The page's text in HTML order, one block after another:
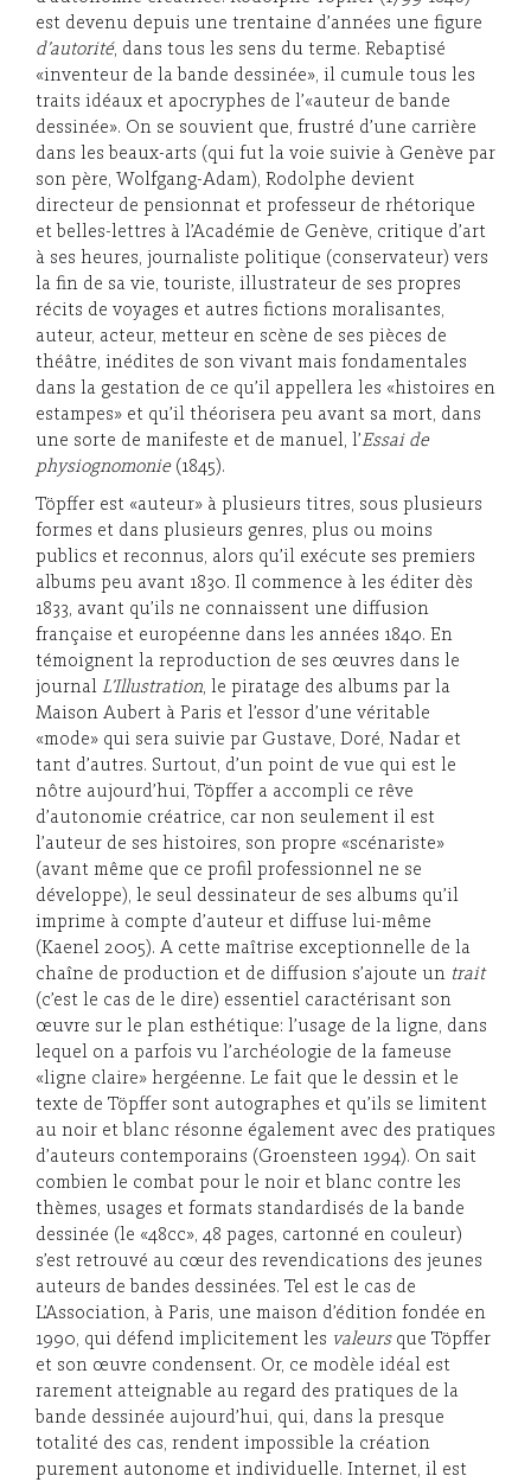
est devenu depuis une trentaine d’années une figure
d’autorité, dans tous les sens du terme. Rebaptisé
«inventeur de la bande dessinée», il cumule tous les
traits idéaux et apocryphes de l’«auteur de bande
dessinée». On se souvient que, frustré d’une carrière
dans les beaux-arts (qui fut la voie suivie à Genève par
son père, Wolfgang-Adam), Rodolphe devient
directeur de pensionnat et professeur de rhétorique
et belles-lettres à l’Académie de Genève, critique d’art
à ses heures, journaliste politique (conservateur) vers
la fin de sa vie, touriste, illustrateur de ses propres
récits de voyages et autres fictions moralisantes,
auteur, acteur, metteur en scène de ses pièces de
théâtre, inédites de son vivant mais fondamentales
dans la gestation de ce qu’il appellera les «histoires en
estampes» et qu’il théorisera peu avant sa mort, dans
une sorte de manifeste et de manuel, l’Essai de
physiognomonie(1845).
Töpffer est «auteur» à plusieurs titres, sous plusieurs
formes et dans plusieurs genres, plus ou moins
publics et reconnus, alors qu’il exécute ses premiers
albums peu avant 1830. Il commence à les éditer dès
1833, avant qu’ils ne connaissent une diffusion
française et européenne dans les années 1840. En
témoignent la reproduction de ses œuvres dans le
journal L’Illustration, le piratage des albums par la
Maison Aubert à Paris et l’essor d’une véritable
«mode» qui sera suivie par Gustave, Doré, Nadar et
tant d’autres. Surtout, d’un point de vue qui est le
nôtre aujourd’hui, Töpffer a accompli ce rêve
d’autonomie créatrice, car non seulement il est
l’auteur de ses histoires, son propre «scénariste»
(avant même que ce profil professionnel ne se
développe), le seul dessinateur de ses albums qu’il
imprime à compte d’auteur et diffuse lui-même
(Kaenel 2005). A cette maîtrise exceptionnelle de la
chaîne de production et de diffusion s’ajoute un trait
(c’est le cas de le dire) essentiel caractérisant son
œuvre sur le plan esthétique: l’usage de la ligne, dans
lequel on a parfois vu l’archéologie de la fameuse
«ligne claire» hergéenne. Le fait que le dessin et le
texte de Töpffer sont autographes et qu’ils se limitent
au noir et blanc résonne également avec des pratiques
d’auteurs contemporains (Groensteen 1994). On sait
combien le combat pour le noir et blanc contre les
thèmes, usages et formats standardisés de la bande
dessinée (le «48cc», 48 pages, cartonné en couleur)
s’est retrouvé au cœur des revendications des jeunes
auteurs de bandes dessinées. Tel est le cas de
L’Association, à Paris, une maison d’édition fondée en
1990, qui défend implicitement les valeursque Töpffer
et son œuvre condensent. Or, ce modèle idéal est
rarement atteignable au regard des pratiques de la
bande dessinée aujourd’hui, qui, dans la presque
totalité des cas, rendent impossible la création
purement autonome et individuelle. Internet, il est